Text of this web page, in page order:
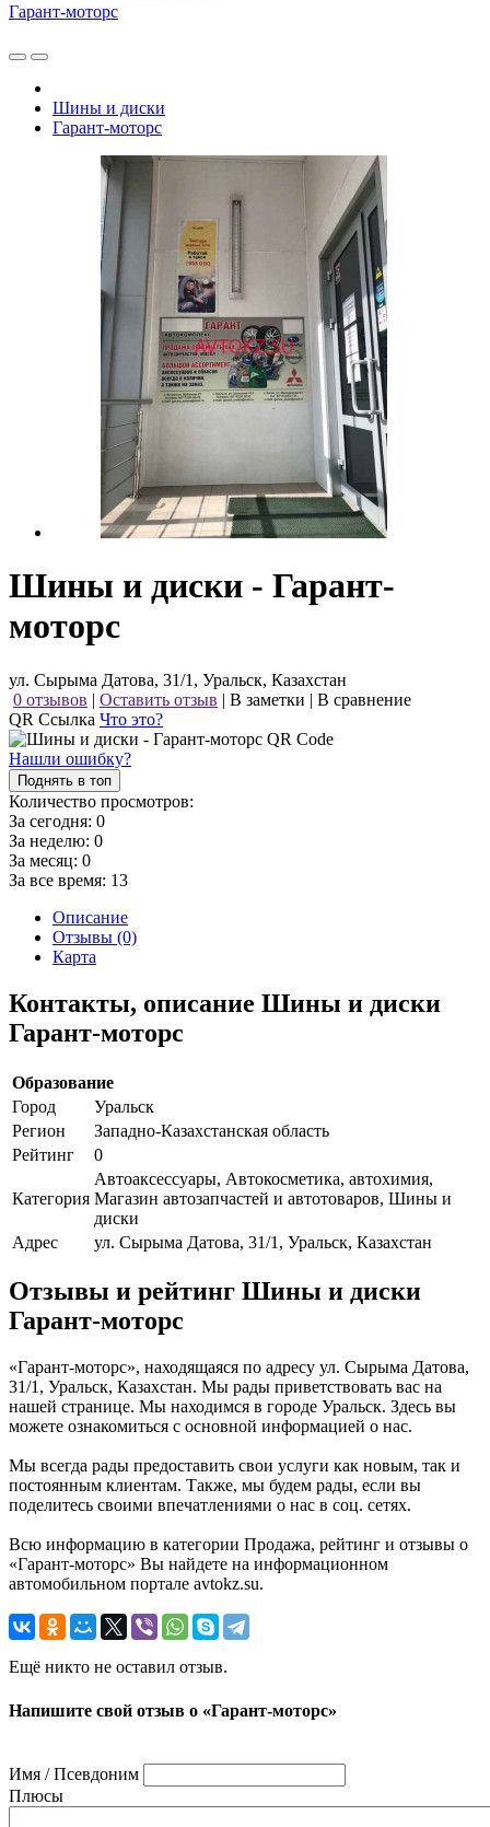
Гарант-моторс
Шины и диски
Гарант-моторс
Шины и диски - Гарант-
моторс
ул. Сырыма Датова, 31/1, Уральск, Казахстан
0 отзывов | Оставить отзыв | В заметки | В сравнение
QR Ссылка Что это?
Нашли ошибку?
Поднять в топ
Количество просмотров:
За сегодня: 0
За неделю: 0
За месяц: 0
За все время: 13
Описание
Отзывы (0)
Карта
Контакты, описание Шины и диски
Гарант-моторс
Образование
Город
Уральск
Регион
Западно-Казахстанская область
Рейтинг
0
Категория
Автоаксессуары, Автокосметика, автохимия,
Магазин автозапчастей и автотоваров, Шины и
диски
Адрес
ул. Сырыма Датова, 31/1, Уральск, Казахстан
Отзывы и рейтинг Шины и диски
Гарант-моторс
«Гарант-моторс», находящаяся по адресу ул. Сырыма Датова,
31/1, Уральск, Казахстан. Мы рады приветствовать вас на
нашей странице. Мы находимся в городе Уральск. Здесь вы
можете ознакомиться с основной информацией о нас.
Мы всегда рады предоставить свои услуги как новым, так и
постоянным клиентам. Также, мы будем рады, если вы
поделитесь своими впечатлениями о нас в соц. сетях.
Всю информацию в категории Продажа, рейтинг и отзывы о
«Гарант-моторс» Вы найдете на информационном
автомобильном портале avtokz.su.
Ещё никто не оставил отзыв.
Напишите свой отзыв о «Гарант-моторс»
Имя / Псевдоним
Плюсы